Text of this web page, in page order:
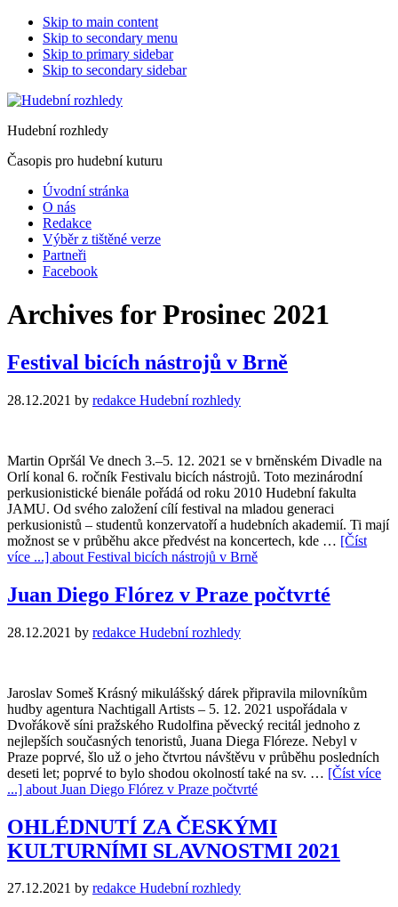
Skip to main content
Skip to secondary menu
Skip to primary sidebar
Skip to secondary sidebar
Hudební rozhledy
Časopis pro hudební kuturu
Úvodní stránka
O nás
Redakce
Výběr z tištěné verze
Partneři
Facebook
Archives for Prosinec 2021
Festival bicích nástrojů v Brně
28.12.2021 by redakce Hudební rozhledy
Martin Opršál Ve dnech 3.–5. 12. 2021 se v brněnském Divadle na
Orlí konal 6. ročník Festivalu bicích nástrojů. Toto mezinárodní
perkusionistické bienále pořádá od roku 2010 Hudební fakulta
JAMU. Od svého založení cílí festival na mladou generaci
perkusionistů – studentů konzervatoří a hudebních akademií. Ti mají
možnost se v průběhu akce předvést na koncertech, kde … [Číst
více ...] about Festival bicích nástrojů v Brně
Juan Diego Flórez v Praze počtvrté
28.12.2021 by redakce Hudební rozhledy
Jaroslav Someš Krásný mikulášský dárek připravila milovníkům
hudby agentura Nachtigall Artists – 5. 12. 2021 uspořádala v
Dvořákově síni pražského Rudolfina pěvecký recitál jednoho z
nejlepších současných tenoristů, Juana Diega Flóreze. Nebyl v
Praze poprvé, šlo už o jeho čtvrtou návštěvu v průběhu posledních
deseti let; poprvé to bylo shodou okolností také na sv. … [Číst více
...] about Juan Diego Flórez v Praze počtvrté
OHLÉDNUTÍ ZA ČESKÝMI
KULTURNÍMI SLAVNOSTMI 2021
27.12.2021 by redakce Hudební rozhledy